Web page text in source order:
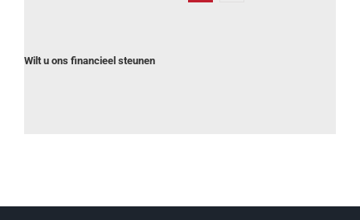
Wilt u ons financieel steunen